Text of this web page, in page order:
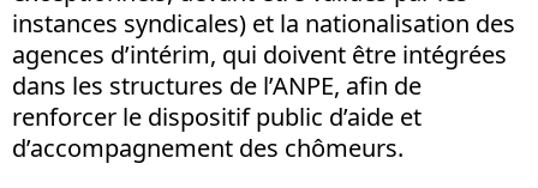
instances syndicales) et la nationalisation des
agences d’intérim, qui doivent être intégrées
dans les structures de l’ANPE, afin de
renforcer le dispositif public d’aide et
d’accompagnement des chômeurs.